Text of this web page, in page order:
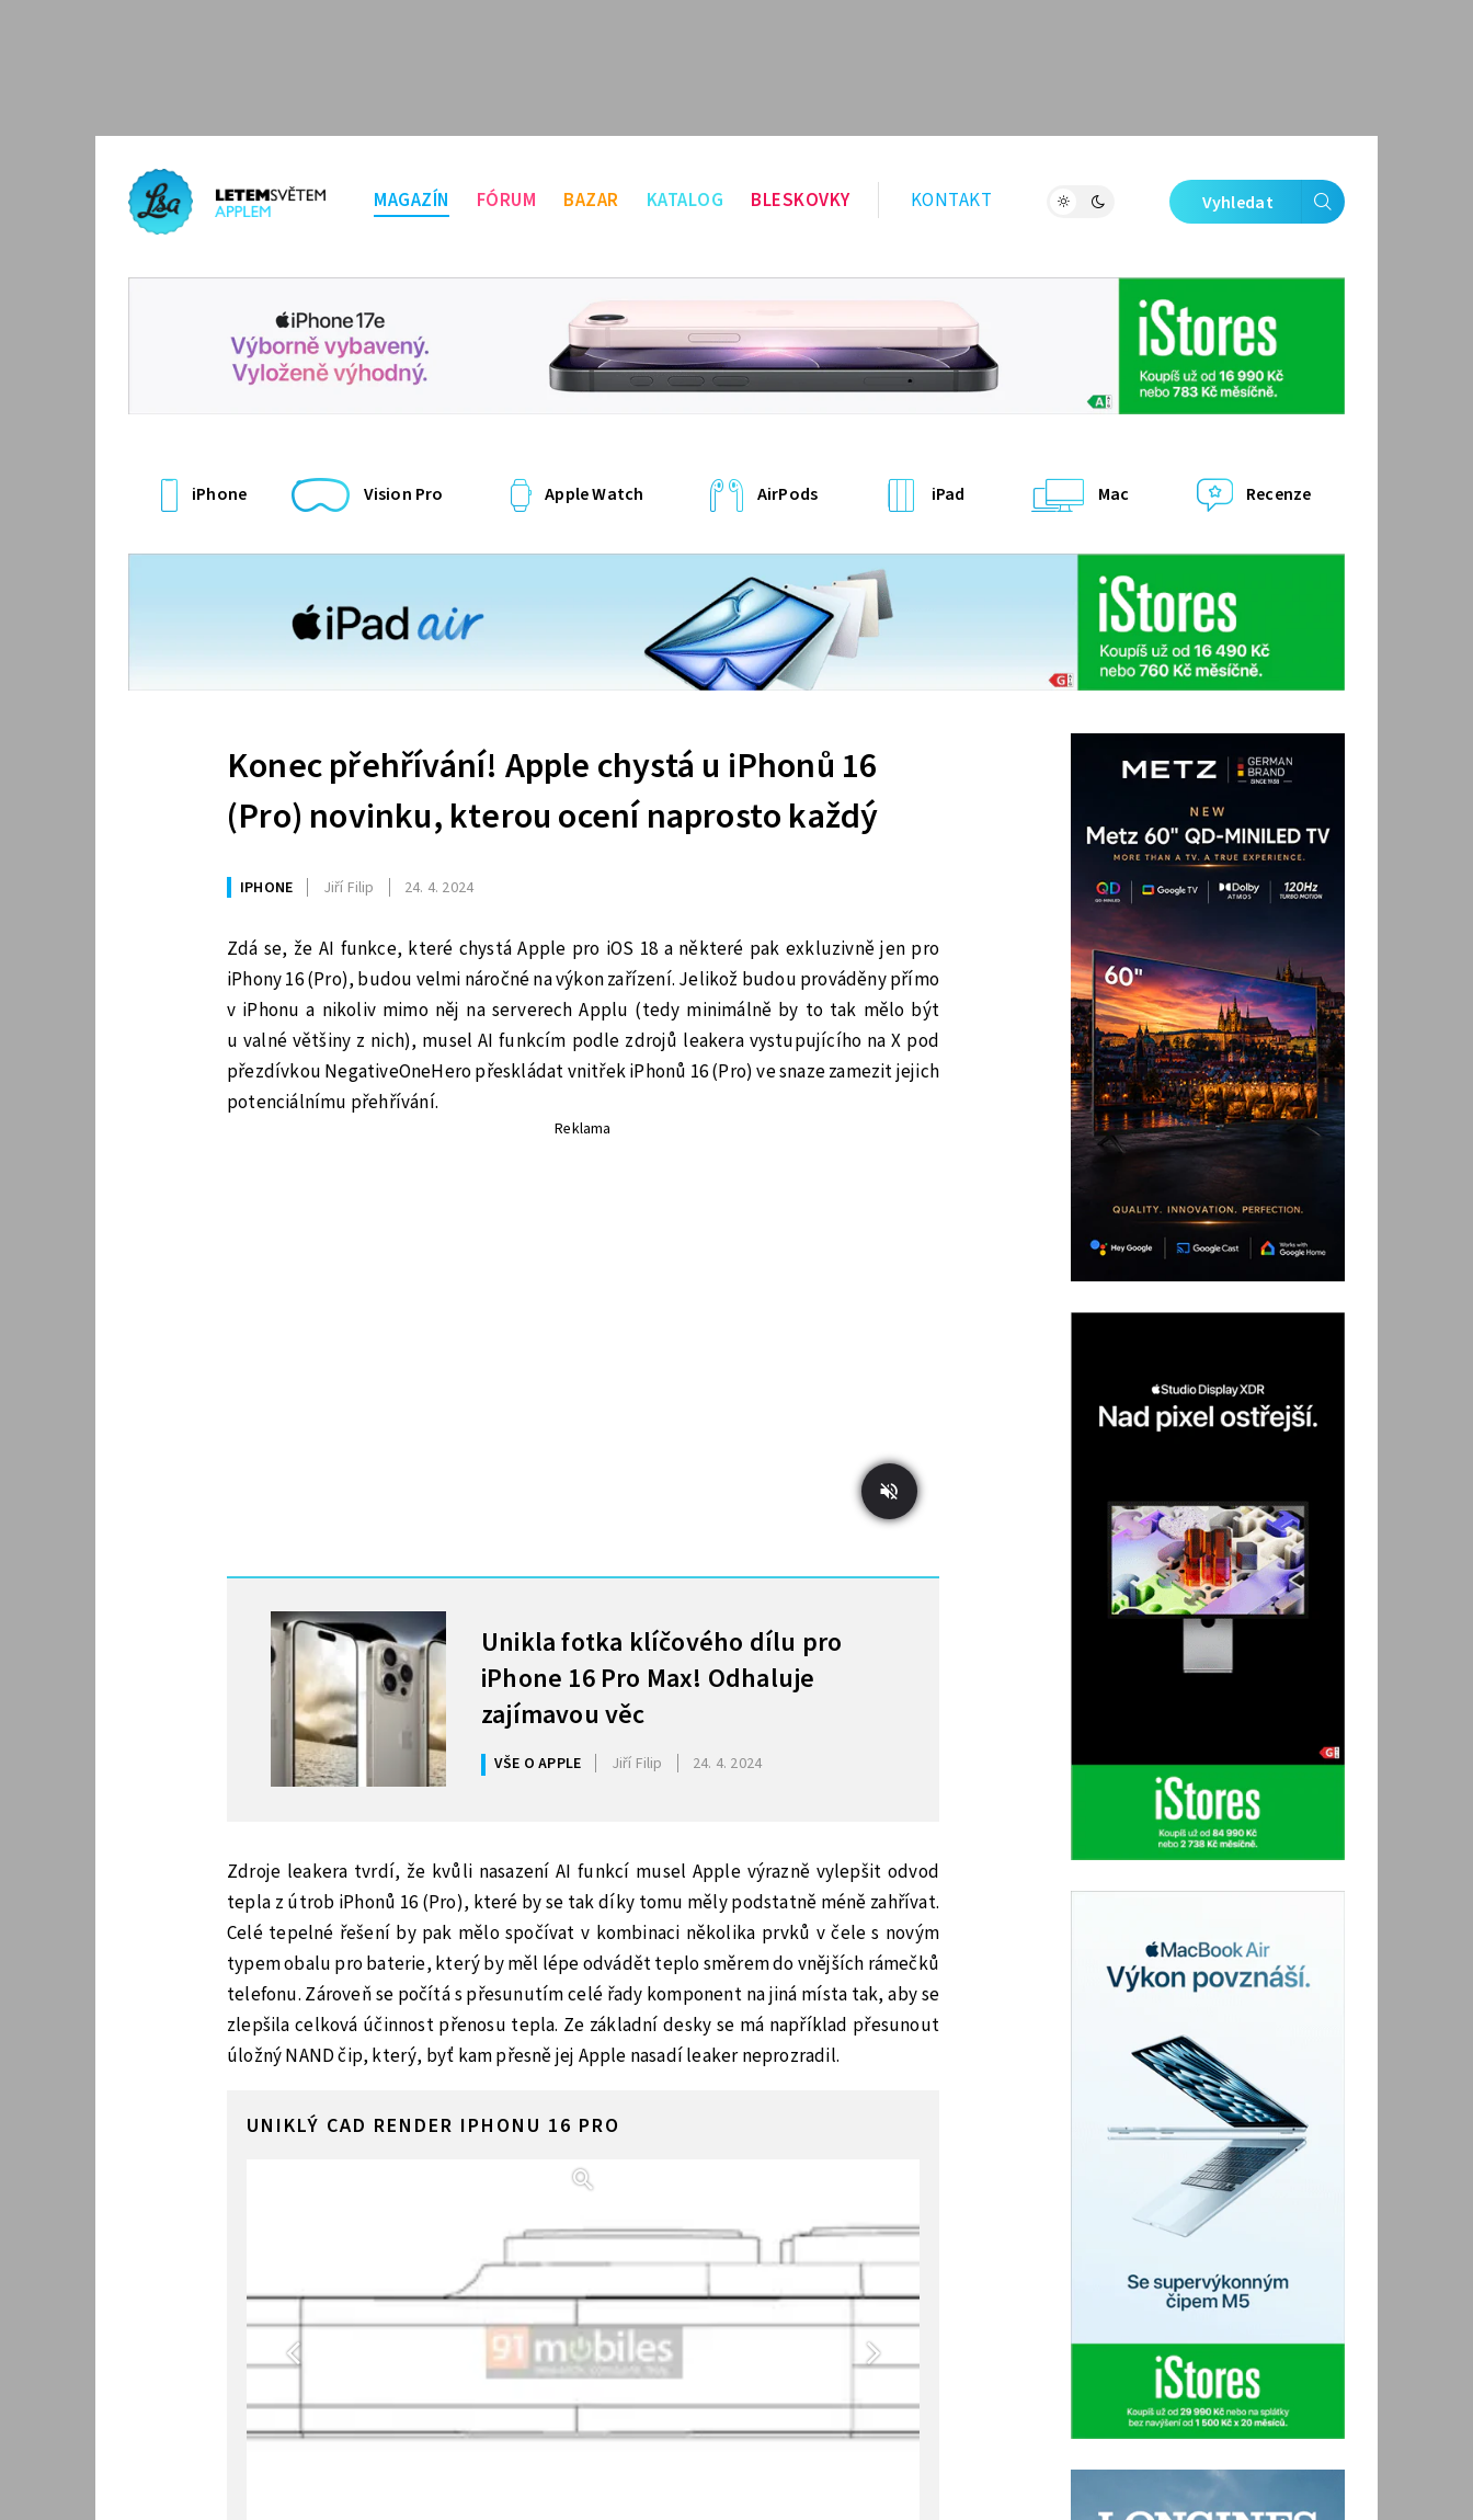
MAGAZÍN FÓRUM BAZAR KATALOG BLESKOVKY KONTAKT Vyhledat
iPhone Vision Pro Apple Watch AirPods iPad Mac Recenze
Konec přehřívání! Apple chystá u iPhonů 16
(Pro) novinku, kterou ocení naprosto každý
IPHONE Jiří Filip 24. 4. 2024
Zdá se, že AI funkce, které chystá Apple pro iOS 18 a některé pak exkluzivně jen pro
iPhony 16 (Pro), budou velmi náročné na výkon zařízení. Jelikož budou prováděny přímo
v iPhonu a nikoliv mimo něj na serverech Applu (tedy minimálně by to tak mělo být
u valné většiny z nich), musel AI funkcím podle zdrojů leakera vystupujícího na X pod
přezdívkou NegativeOneHero přeskládat vnitřek iPhonů 16 (Pro) ve snaze zamezit jejich
potenciálnímu přehřívání.
Reklama
Unikla fotka klíčového dílu pro
iPhone 16 Pro Max! Odhaluje
zajímavou věc
VŠE O APPLE Jiří Filip 24. 4. 2024
Zdroje leakera tvrdí, že kvůli nasazení AI funkcí musel Apple výrazně vylepšit odvod
tepla z útrob iPhonů 16 (Pro), které by se tak díky tomu měly podstatně méně zahřívat.
Celé tepelné řešení by pak mělo spočívat v kombinaci několika prvků v čele s novým
typem obalu pro baterie, který by měl lépe odvádět teplo směrem do vnějších rámečků
telefonu. Zároveň se počítá s přesunutím celé řady komponent na jiná místa tak, aby se
zlepšila celková účinnost přenosu tepla. Ze základní desky se má například přesunout
úložný NAND čip, který, byť kam přesně jej Apple nasadí leaker neprozradil.
UNIKLÝ CAD RENDER IPHONU 16 PRO